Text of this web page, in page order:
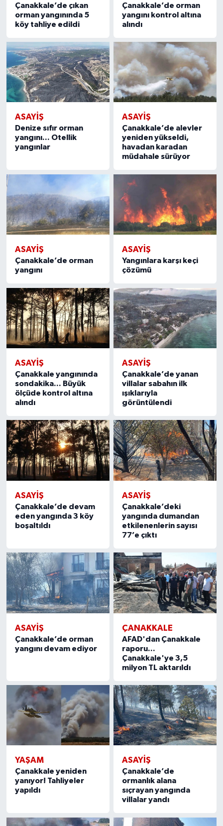
Çanakkale’de çıkan
orman yangınında 5
köy tahliye edildi
Çanakkale’de orman
yangını kontrol altına
alındı
ASAYIŞ
Denize sıfır orman
yangını... Otellik
yangınlar
ASAYIŞ
Çanakkale’de alevler
yeniden yükseldi,
havadan karadan
müdahale sürüyor
ASAYIŞ
Çanakkale’de orman
yangını
ASAYIŞ
Yangınlara karşı keçi
çözümü
ASAYIŞ
Çanakkale yangınında
sondakika... Büyük
ölçüde kontrol altına
alındı
ASAYIŞ
Çanakkale’de yanan
villalar sabahın ilk
ışıklarıyla
görüntülendi
ASAYIŞ
Çanakkale’de devam
eden yangında 3 köy
boşaltıldı
ASAYIŞ
Çanakkale’deki
yangında dumandan
etkilenenlerin sayısı
77’e çıktı
ASAYIŞ
Çanakkale’de orman
yangını devam ediyor
ÇANAKKALE
AFAD'dan Çanakkale
raporu...
Çanakkale'ye 3,5
milyon TL aktarıldı
YAŞAM
Çanakkale yeniden
yanıyor! Tahliyeler
yapıldı
ASAYIŞ
Çanakkale’de
ormanlık alana
sıçrayan yangında
villalar yandı